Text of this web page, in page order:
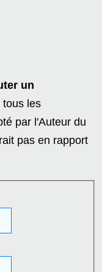
un
tous les
par l'Auteur du
pas en rapport